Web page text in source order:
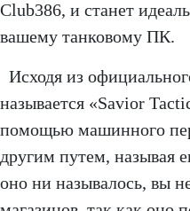
Club386, и станет
вашему танковому ПК.
Исходя из
называется «Savior
помощью машинного
другим путем, называя
оно ни называлось, вы